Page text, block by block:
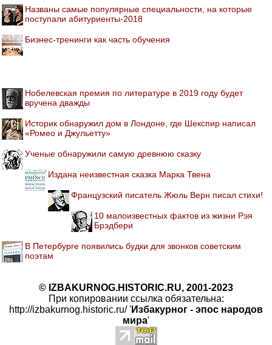
Названы самые популярные специальности, на которые
поступали абитуриенты-2018
Бизнес-тренинги как часть обучения
Нобелевская премия по литературе в 2019 году будет
вручена дважды
Историк обнаружил дом в Лондоне, где Шекспир написал
«Ромео и Джульетту»
Ученые обнаружили самую древнюю сказку
Издана неизвестная сказка Марка Твена
Французский писатель Жюль Верн писал стихи!
10 малоизвестных фактов из жизни Рэя
Брэдбери
В Петербурге появились будки для звонков советским
поэтам
© IZBAKURNOG.HISTORIC.RU, 2001-2023
При копировании ссылка обязательна:
http://izbakurnog.historic.ru/ 'Избакурног - эпос народов
мира'